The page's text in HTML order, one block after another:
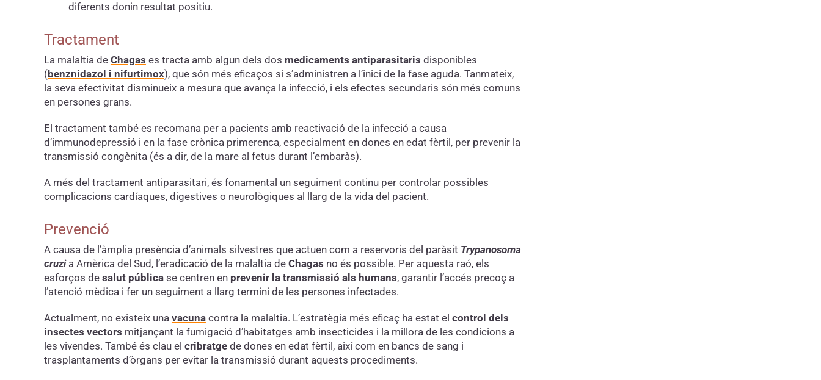
diferents donin resultat positiu.
Tractament
La malaltia de Chagas es tracta amb algun dels dos medicaments antiparasitaris disponibles
(benznidazol i nifurtimox), que són més eficaços si s’administren a l’inici de la fase aguda. Tanmateix,
la seva efectivitat disminueix a mesura que avança la infecció, i els efectes secundaris són més comuns
en persones grans.
El tractament també es recomana per a pacients amb reactivació de la infecció a causa
d’immunodepressió i en la fase crònica primerenca, especialment en dones en edat fèrtil, per prevenir la
transmissió congènita (és a dir, de la mare al fetus durant l’embaràs).
A més del tractament antiparasitari, és fonamental un seguiment continu per controlar possibles
complicacions cardíaques, digestives o neurològiques al llarg de la vida del pacient.
Prevenció
A causa de l’àmplia presència d’animals silvestres que actuen com a reservoris del paràsit Trypanosoma
cruzia Amèrica del Sud, l’eradicació de la malaltia de Chagas no és possible. Per aquesta raó, els
esforços de salut públicase centren en prevenir la transmissió als humans, garantir l’accés precoç a
l’atenció mèdica i fer un seguiment a llarg termini de les persones infectades.
Actualment, no existeix una vacunacontra la malaltia. L’estratègia més eficaç ha estat el control dels
insectes vectors mitjançant la fumigació d’habitatges amb insecticides i la millora de les condicions a
les vivendes. També és clau el cribratgede dones en edat fèrtil, així com en bancs de sang i
trasplantaments d’òrgans per evitar la transmissió durant aquests procediments.